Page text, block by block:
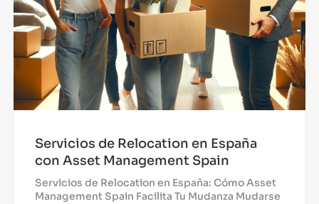
Servicios de Relocation en España
con Asset Management Spain
Servicios de Relocation en España: Cómo Asset
Management Spain Facilita Tu Mudanza Mudarse